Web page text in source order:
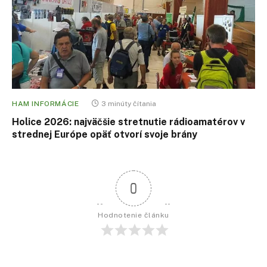
HAM INFORMÁCIE 3 minúty čítania
Holice 2026: najväčšie stretnutie rádioamatérov v
strednej Európe opäť otvorí svoje brány
0
Hodnotenie článku